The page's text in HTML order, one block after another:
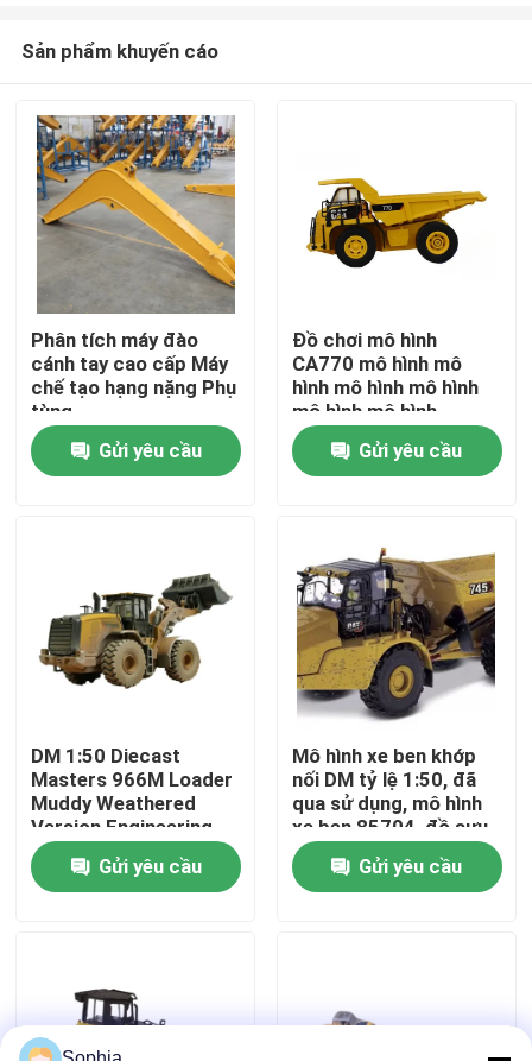
Trang chủ
Sản phẩm
Về chúng tôi
Chuyến tham quan nhà máy
Kiểm soát chất lượng
Liên hệ với chúng tôi
Tin tức
Máy đào
Sản phẩm khuyến cáo
Phân tích máy đào
cánh tay cao cấp Máy
chế tạo hạng nặng Phụ
tùng
Gửi yêu cầu
Đồ chơi mô hình
CA770 mô hình mô
hình mô hình mô hình
mô hình mô hình
điện24
Gửi yêu cầu
DM 1:50 Diecast
Masters 966M Loader
Muddy Weathered
Version Engineering
Vehicle Model 85703
Gửi yêu cầu
Mô hình xe ben khớp
nối DM tỷ lệ 1:50, đã
qua sử dụng, mô hình
xe ben 85704, đồ sưu
tầm đúc khuôn
Gửi yêu cầu